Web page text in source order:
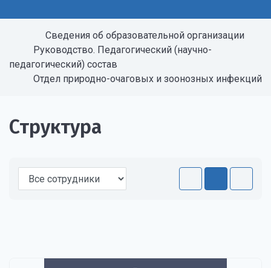
Сведения об образовательной организации
Руководство. Педагогический (научно-
педагогический) состав
Отдел природно-очаговых и зоонозных инфекций
Структура